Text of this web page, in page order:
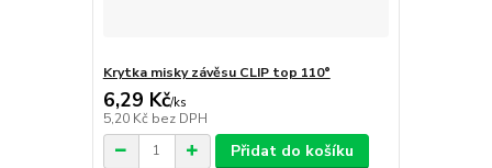
Krytka misky závěsu CLIP top 110°
6,29 Kč/ks
5,20 Kč bez DPH
Přidat do košíku